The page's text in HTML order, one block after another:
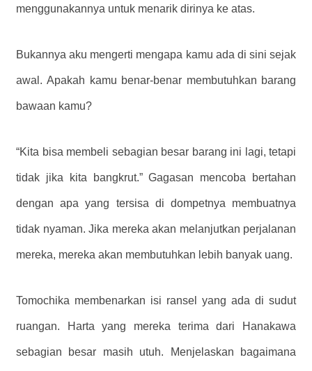
menggunakannya untuk menarik dirinya ke atas.
Bukannya aku mengerti mengapa kamu ada di sini sejak
awal. Apakah kamu benar-benar membutuhkan barang
bawaan kamu?
“Kita bisa membeli sebagian besar barang ini lagi, tetapi
tidak jika kita bangkrut.” Gagasan mencoba bertahan
dengan apa yang tersisa di dompetnya membuatnya
tidak nyaman. Jika mereka akan melanjutkan perjalanan
mereka, mereka akan membutuhkan lebih banyak uang.
Tomochika membenarkan isi ransel yang ada di sudut
ruangan. Harta yang mereka terima dari Hanakawa
sebagian besar masih utuh. Menjelaskan bagaimana